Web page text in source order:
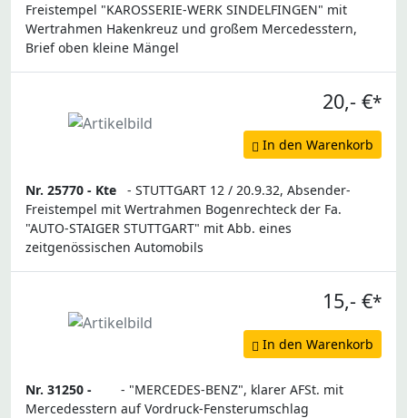
Freistempel "KAROSSERIE-WERK SINDELFINGEN" mit
Wertrahmen Hakenkreuz und großem Mercedesstern,
Brief oben kleine Mängel
20,- €*
In den Warenkorb
Nr. 25770 - Kte
- STUTTGART 12 / 20.9.32, Absender-
Freistempel mit Wertrahmen Bogenrechteck der Fa.
"AUTO-STAIGER STUTTGART" mit Abb. eines
zeitgenössischen Automobils
15,- €*
In den Warenkorb
Nr. 31250 -
- "MERCEDES-BENZ", klarer AFSt. mit
Mercedesstern auf Vordruck-Fensterumschlag